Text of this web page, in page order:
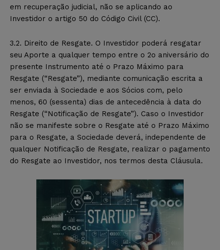
em recuperação judicial, não se aplicando ao
Investidor o artigo 50 do Código Civil (CC).
3.2. Direito de Resgate. O Investidor poderá resgatar
seu Aporte a qualquer tempo entre o 2o aniversário do
presente Instrumento até o Prazo Máximo para
Resgate (“Resgate”), mediante comunicação escrita a
ser enviada à Sociedade e aos Sócios com, pelo
menos, 60 (sessenta) dias de antecedência à data do
Resgate (“Notificação de Resgate”). Caso o Investidor
não se manifeste sobre o Resgate até o Prazo Máximo
para o Resgate, a Sociedade deverá, independente de
qualquer Notificação de Resgate, realizar o pagamento
do Resgate ao Investidor, nos termos desta Cláusula.